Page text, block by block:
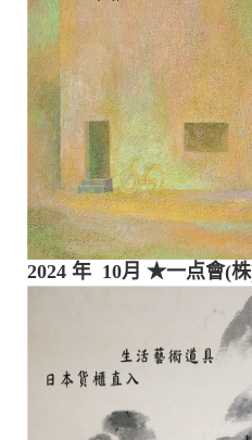
2024 年 10月 ★一点會(